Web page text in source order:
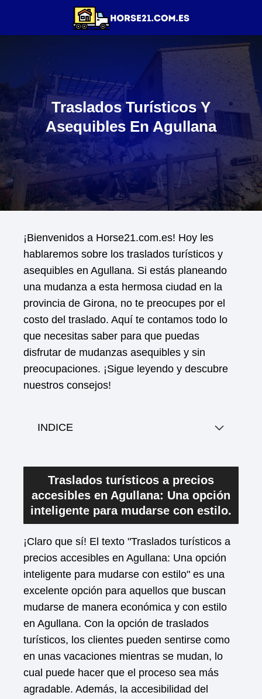
Traslados Turísticos Y
Asequibles En Agullana
¡Bienvenidos a Horse21.com.es! Hoy les
hablaremos sobre los traslados turísticos y
asequibles en Agullana. Si estás planeando
una mudanza a esta hermosa ciudad en la
provincia de Girona, no te preocupes por el
costo del traslado. Aquí te contamos todo lo
que necesitas saber para que puedas
disfrutar de mudanzas asequibles y sin
preocupaciones. ¡Sigue leyendo y descubre
nuestros consejos!
INDICE
Traslados turísticos a precios
accesibles en Agullana: Una opción
inteligente para mudarse con estilo.
¡Claro que sí! El texto "Traslados turísticos a
precios accesibles en Agullana: Una opción
inteligente para mudarse con estilo" es una
excelente opción para aquellos que buscan
mudarse de manera económica y con estilo
en Agullana. Con la opción de traslados
turísticos, los clientes pueden sentirse como
en unas vacaciones mientras se mudan, lo
cual puede hacer que el proceso sea más
agradable. Además, la accesibilidad del